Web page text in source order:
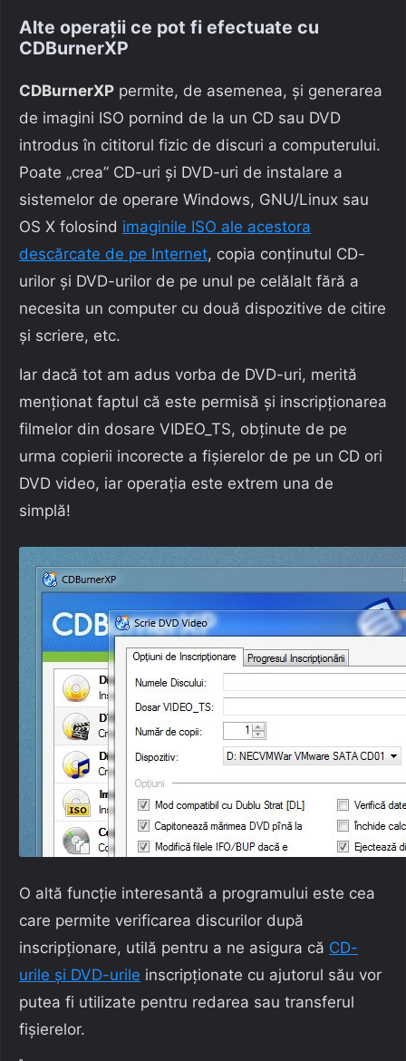
Alte operații ce pot fi efectuate cu
CDBurnerXP
CDBurnerXP permite, de asemenea, și generarea
de imagini ISO pornind de la un CD sau DVD
introdus în cititorul fizic de discuri a computerului.
Poate „crea” CD-uri și DVD-uri de instalare a
sistemelor de operare Windows, GNU/Linux sau
OS X folosind imaginile ISO ale acestora
descărcate de pe Internet, copia conținutul CD-
urilor și DVD-urilor de pe unul pe celălalt fără a
necesita un computer cu două dispozitive de citire
și scriere, etc.
Iar dacă tot am adus vorba de DVD-uri, merită
menționat faptul că este permisă și inscripționarea
filmelor din dosare VIDEO_TS, obținute de pe
urma copierii incorecte a fișierelor de pe un CD ori
DVD video, iar operația este extrem una de
simplă!
O altă funcție interesantă a programului este cea
care permite verificarea discurilor după
inscripționare, utilă pentru a ne asigura că CD-
urile și DVD-urile inscripționate cu ajutorul său vor
putea fi utilizate pentru redarea sau transferul
fișierelor.